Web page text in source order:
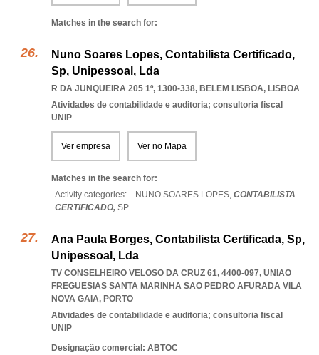
Matches in the search for:
Nuno Soares Lopes, Contabilista Certificado,
Sp, Unipessoal, Lda
R DA JUNQUEIRA 205 1º, 1300-338, BELEM LISBOA, LISBOA
Atividades de contabilidade e auditoria; consultoria fiscal
UNIP
Ver empresa Ver no Mapa
Matches in the search for:
Activity categories: ...NUNO SOARES LOPES, CONTABILISTA
CERTIFICADO, SP...
Ana Paula Borges, Contabilista Certificada, Sp,
Unipessoal, Lda
TV CONSELHEIRO VELOSO DA CRUZ 61, 4400-097, UNIAO
FREGUESIAS SANTA MARINHA SAO PEDRO AFURADA VILA
NOVA GAIA, PORTO
Atividades de contabilidade e auditoria; consultoria fiscal
UNIP
Designação comercial: ABTOC